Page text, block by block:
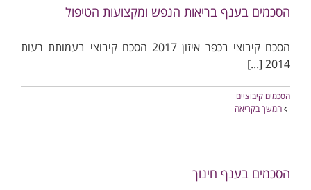
הסכמים בענף בריאות הנפש ומקצועות הטיפול
הסכם קיבוצי בכפר איזון 2017 הסכם קיבוצי בעמותת רעות
2014 [...]
הסכמים קיבוציים
המשך בקריאה
הסכמים בענף חינוך